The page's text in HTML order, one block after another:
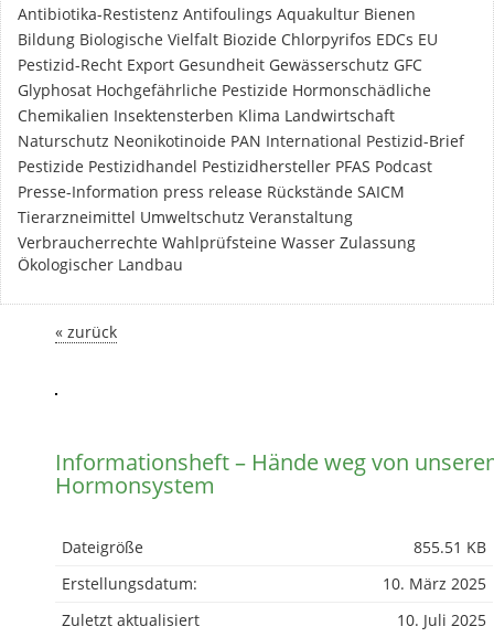
Antibiotika-Restistenz Antifoulings Aquakultur Bienen
Bildung Biologische Vielfalt Biozide Chlorpyrifos EDCs EU
Pestizid-Recht Export Gesundheit Gewässerschutz GFC
Glyphosat Hochgefährliche Pestizide Hormonschädliche
Chemikalien Insektensterben Klima Landwirtschaft
Naturschutz Neonikotinoide PAN International Pestizid-Brief
Pestizide Pestizidhandel Pestizidhersteller PFAS Podcast
Presse-Information press release Rückstände SAICM
Tierarzneimittel Umweltschutz Veranstaltung
Verbraucherrechte Wahlprüfsteine Wasser Zulassung
Ökologischer Landbau
« zurück
Informationsheft – Hände weg von
Hormonsystem
Dateigröße
855.51 KB
Erstellungsdatum:
10. März 2025
Zuletzt aktualisiert
10. Juli 2025